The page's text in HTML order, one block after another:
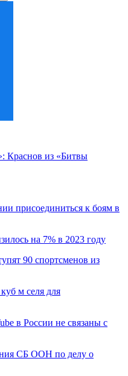
Краснов из «Битвы
присоединиться к боям в
на 7% в 2023 году
90 спортсменов из
м селя для
в России не связаны с
СБ ООН по делу о